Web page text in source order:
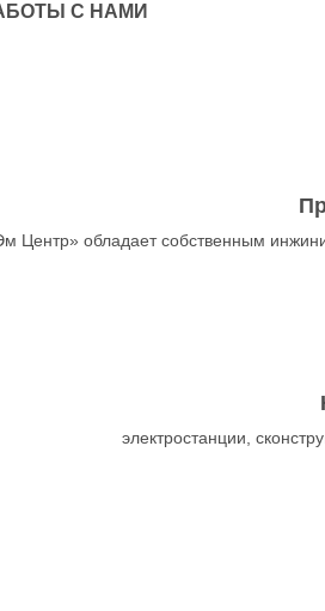
С НАМИ
Центр» обладает собственным
электростанции,